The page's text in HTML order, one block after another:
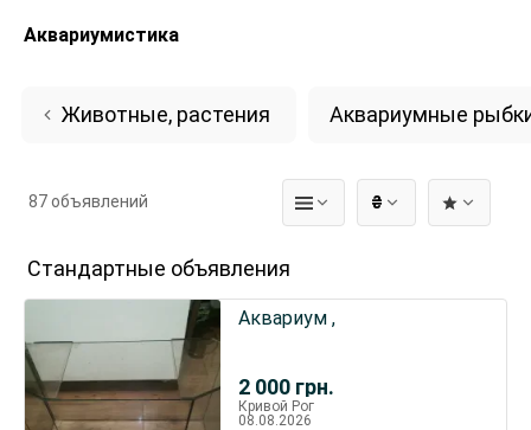
Аквариумистика
Животные, растения Аквариумные
₴
87 объявлений
Стандартные объявления
2 000 грн.
Аквариум ,
Кривой Рог
08.08.2026